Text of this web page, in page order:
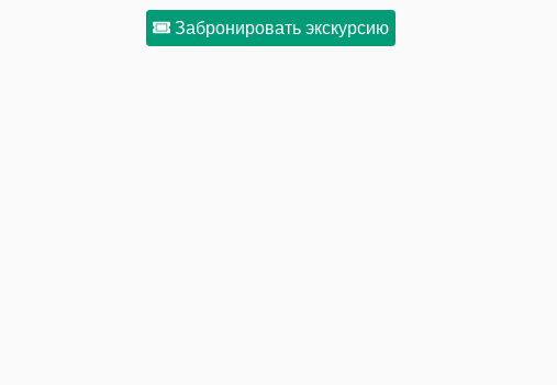
Забронировать экскурсию